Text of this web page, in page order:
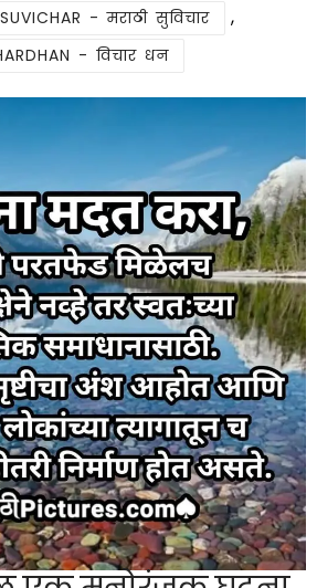
- मराठी सुविचार ,
- विचार धन